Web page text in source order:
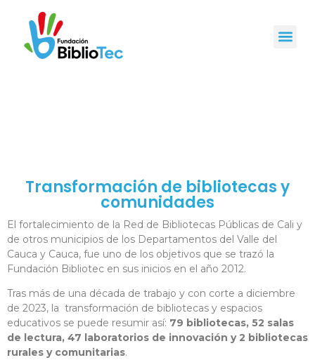
Transformación de bibliotecas y
comunidades
El fortalecimiento de la Red de Bibliotecas Públicas de Cali y
de otros municipios de los Departamentos del Valle del
Cauca y Cauca, fue uno de los objetivos que se trazó la
Fundación Bibliotec en sus inicios en el año 2012.
Tras más de una década de trabajo y con corte a diciembre
de 2023, la transformación de bibliotecas y espacios
educativos se puede resumir así: 79 bibliotecas, 52 salas
de lectura, 47 laboratorios de innovación y 2 bibliotecas
rurales y comunitarias.